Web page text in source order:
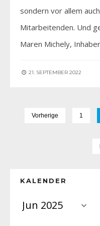
sondern vor allem
Mitarbeitenden. Und
Maren Michely,
21. SEPTEMBER 2022
Vorherige 1
KALENDER